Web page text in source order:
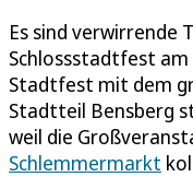
Es sind verwirrende
Schlossstadtfest am
Stadtfest mit dem
Stadtteil Bensberg
weil die
Schlemmermarkt